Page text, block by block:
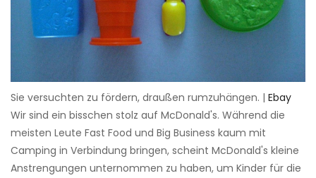
Sie versuchten zu fördern, draußen rumzuhängen. | Ebay
Wir sind ein bisschen stolz auf McDonald's. Während die
meisten Leute Fast Food und Big Business kaum mit
Camping in Verbindung bringen, scheint McDonald's kleine
Anstrengungen unternommen zu haben, um Kinder für die